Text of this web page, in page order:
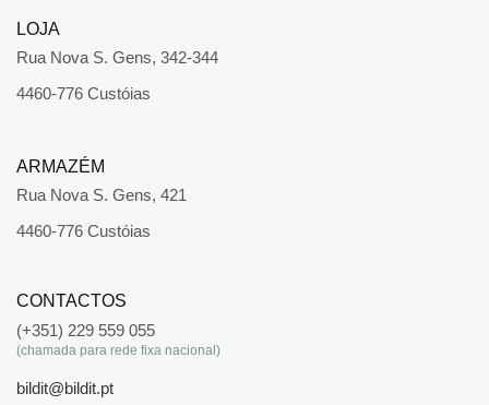
LOJA
Rua Nova S. Gens, 342-344
4460-776 Custóias
ARMAZÉM
Rua Nova S. Gens, 421
4460-776 Custóias
CONTACTOS
(+351) 229 559 055
(chamada para rede fixa nacional)
bildit@bildit.pt